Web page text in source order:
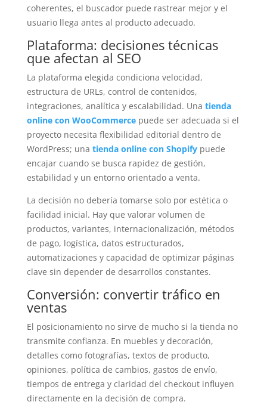
coherentes, el buscador puede rastrear mejor y el
usuario llega antes al producto adecuado.
Plataforma: decisiones técnicas
que afectan al SEO
La plataforma elegida condiciona velocidad,
estructura de URLs, control de contenidos,
integraciones, analítica y escalabilidad. Una tienda
online con WooCommercepuede ser adecuada si el
proyecto necesita flexibilidad editorial dentro de
WordPress; una tienda online con Shopifypuede
encajar cuando se busca rapidez de gestión,
estabilidad y un entorno orientado a venta.
La decisión no debería tomarse solo por estética o
facilidad inicial. Hay que valorar volumen de
productos, variantes, internacionalización, métodos
de pago, logística, datos estructurados,
automatizaciones y capacidad de optimizar páginas
clave sin depender de desarrollos constantes.
Conversión: convertir tráfico en
ventas
El posicionamiento no sirve de mucho si la tienda no
transmite confianza. En muebles y decoración,
detalles como fotografías, textos de producto,
opiniones, política de cambios, gastos de envío,
tiempos de entrega y claridad del checkout influyen
directamente en la decisión de compra.